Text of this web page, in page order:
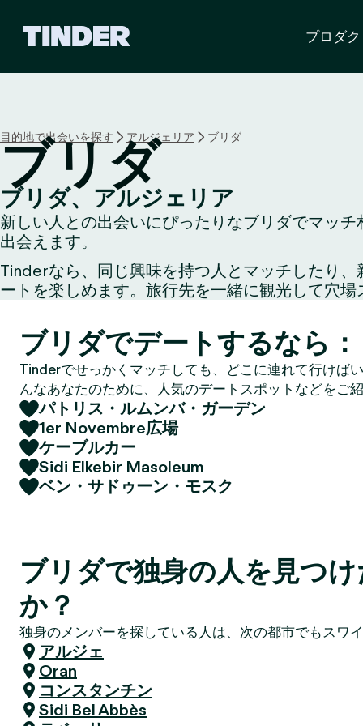
ホ
ー
ム
ペ
ー
ジ
プロダ
目的地で出会いを探す アルジェリア ブリダ
ブリダ
ブリダ、アルジェリア
新しい人との出会いにぴったりなブリダでマッ
出会えます。
Tinderなら、同じ興味を持つ人とマッチしたり
ートを楽しめます。旅行先を一緒に観光して穴
ブリダでデートするなら：
Tinderでせっかくマッチしても、どこに連れて行けば
んなあなたのために、人気のデートスポットなどをご
パトリス・ルムンバ・ガーデン
1er Novembre広場
ケーブルカー
Sidi Elkebir Masoleum
ベン・サドゥーン・モスク
ブリダで独身の人を見つ
か？
独身のメンバーを探している人は、次の都市でもスワ
アルジェ
Oran
コンスタンチン
Sidi Bel Abbès